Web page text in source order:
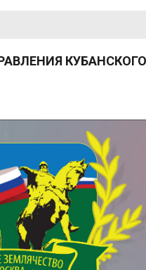
КУБАНСКОГО